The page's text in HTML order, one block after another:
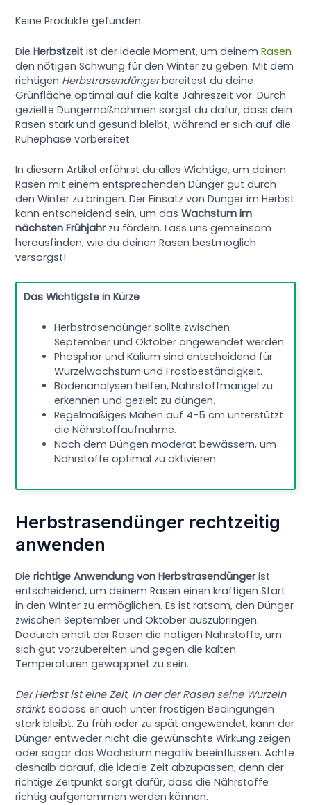
Keine Produkte gefunden.
DieHerbstzeit ist der ideale Moment, um deinemRasen
den nötigen Schwung für den Winter zu geben. Mit dem
richtigen Herbstrasendüngerbereitest du deine
Grünfläche optimal auf die kalte Jahreszeit vor. Durch
gezielte Düngemaßnahmen sorgst du dafür, dass dein
Rasen stark und gesund bleibt, während er sich auf die
Ruhephase vorbereitet.
In diesem Artikel erfährst du alles Wichtige, um deinen
Rasen mit einem entsprechenden Dünger gut durch
den Winter zu bringen. Der Einsatz von Dünger im Herbst
kann entscheidend sein, um dasWachstum im
nächsten Frühjahrzu fördern. Lass uns gemeinsam
herausfinden, wie du deinen Rasen bestmöglich
versorgst!
Das Wichtigste in Kürze
Herbstrasendünger sollte zwischen
September und Oktober angewendet werden.
Phosphor und Kalium sind entscheidend für
Wurzelwachstum und Frostbeständigkeit.
Bodenanalysen helfen, Nährstoffmangel zu
erkennen und gezielt zu düngen.
Regelmäßiges Mähen auf 4-5 cm unterstützt
die Nährstoffaufnahme.
Nach dem Düngen moderat bewässern, um
Nährstoffe optimal zu aktivieren.
Herbstrasendünger rechtzeitig
anwenden
Dierichtige Anwendung von Herbstrasendüngerist
entscheidend, um deinem Rasen einen kräftigen Start
in den Winter zu ermöglichen. Es ist ratsam, den Dünger
zwischen September und Oktober auszubringen.
Dadurch erhält der Rasen die nötigen Nährstoffe, um
sich gut vorzubereiten und gegen die kalten
Temperaturen gewappnet zu sein.
Der Herbst ist eine Zeit, in der der Rasen seine Wurzeln
stärkt, sodass er auch unter frostigen Bedingungen
stark bleibt. Zu früh oder zu spät angewendet, kann der
Dünger entweder nicht die gewünschte Wirkung zeigen
oder sogar das Wachstum negativ beeinflussen. Achte
deshalb darauf, die ideale Zeit abzupassen, denn der
richtige Zeitpunkt sorgt dafür, dass die Nährstoffe
richtig aufgenommen werden können.